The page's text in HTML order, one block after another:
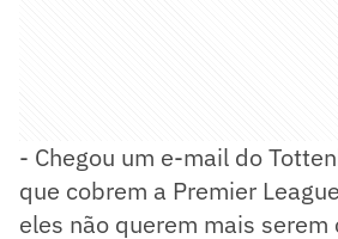
- Chegou um e-mail do
que cobrem a Premier
eles não querem mais serem